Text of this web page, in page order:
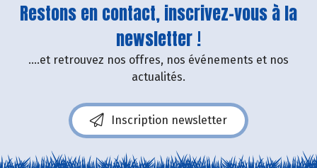
Restons en contact, inscrivez-vous à la
newsletter !
....et retrouvez nos offres, nos événements et nos
actualités.
Inscription newsletter